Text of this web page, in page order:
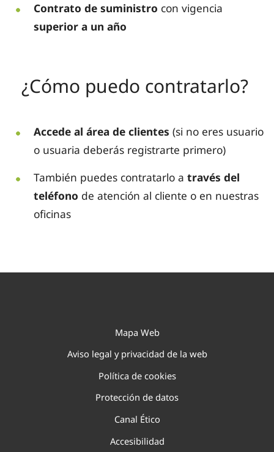
Contrato de suministro con vigencia
superior a un año
¿Cómo puedo contratarlo?
Accede al área de clientes (si no eres usuario
o usuaria deberás registrarte primero)
También puedes contratarlo a través del
teléfono de atención al cliente o en nuestras
oficinas
Mapa Web
Aviso legal y privacidad de la web
Política de cookies
Protección de datos
Canal Ético
Accesibilidad